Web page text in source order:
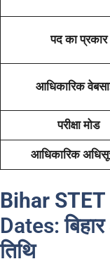
पद का प्रकार
आधिकारिक
परीक्षा मोड
आधिकारिक
Bihar
Dates:
तिथि